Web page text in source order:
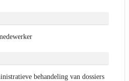
behandeling van dossiers